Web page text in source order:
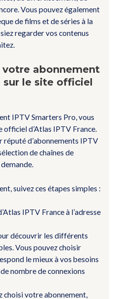
Vous pouvez également
de films et de séries à la
regarder vos contenus
abonnement
sur le site officiel
IPTV Smarters Pro, vous
officiel d’Atlas IPTV France.
d’abonnements IPTV
de chaînes de
suivez ces étapes simples :
IPTV France à l’adresse
découvrir les différents
Vous pouvez choisir
le mieux à vos besoins
nombre de connexions
choisi votre abonnement,